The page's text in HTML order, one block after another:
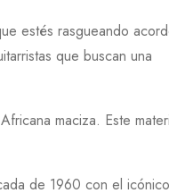
estés rasgueando
que buscan una
maciza. Este
de 1960 con el icónico